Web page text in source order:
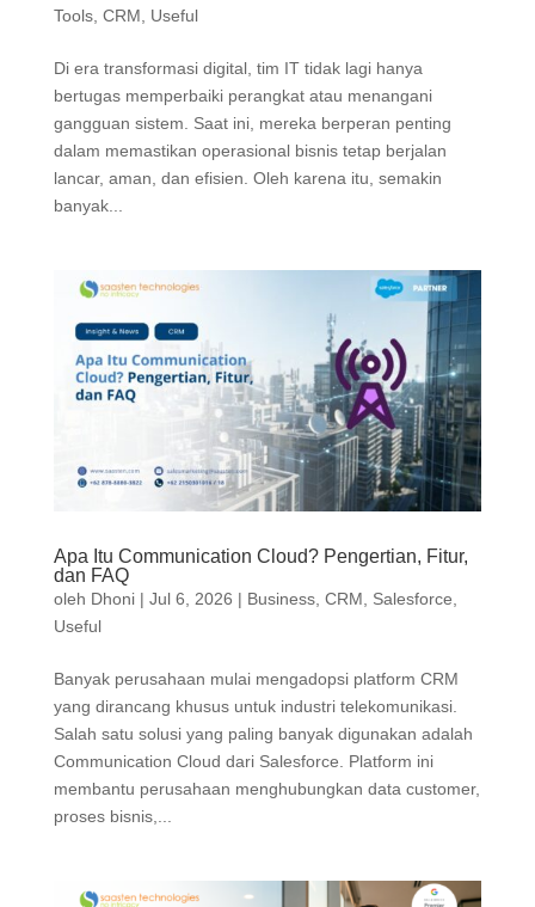
Tools, CRM, Useful
Di era transformasi digital, tim IT tidak lagi hanya
bertugas memperbaiki perangkat atau menangani
gangguan sistem. Saat ini, mereka berperan penting
dalam memastikan operasional bisnis tetap berjalan
lancar, aman, dan efisien. Oleh karena itu, semakin
banyak...
Apa Itu Communication Cloud? Pengertian, Fitur,
dan FAQ
oleh Dhoni| Jul 6, 2026 | Business, CRM Salesforce
Useful
Banyak perusahaan mulai mengadopsi platform CRM
yang dirancang khusus untuk industri telekomunikasi.
Salah satu solusi yang paling banyak digunakan adalah
Communication Cloud dari Salesforce. Platform ini
membantu perusahaan menghubungkan data customer,
proses bisnis,...